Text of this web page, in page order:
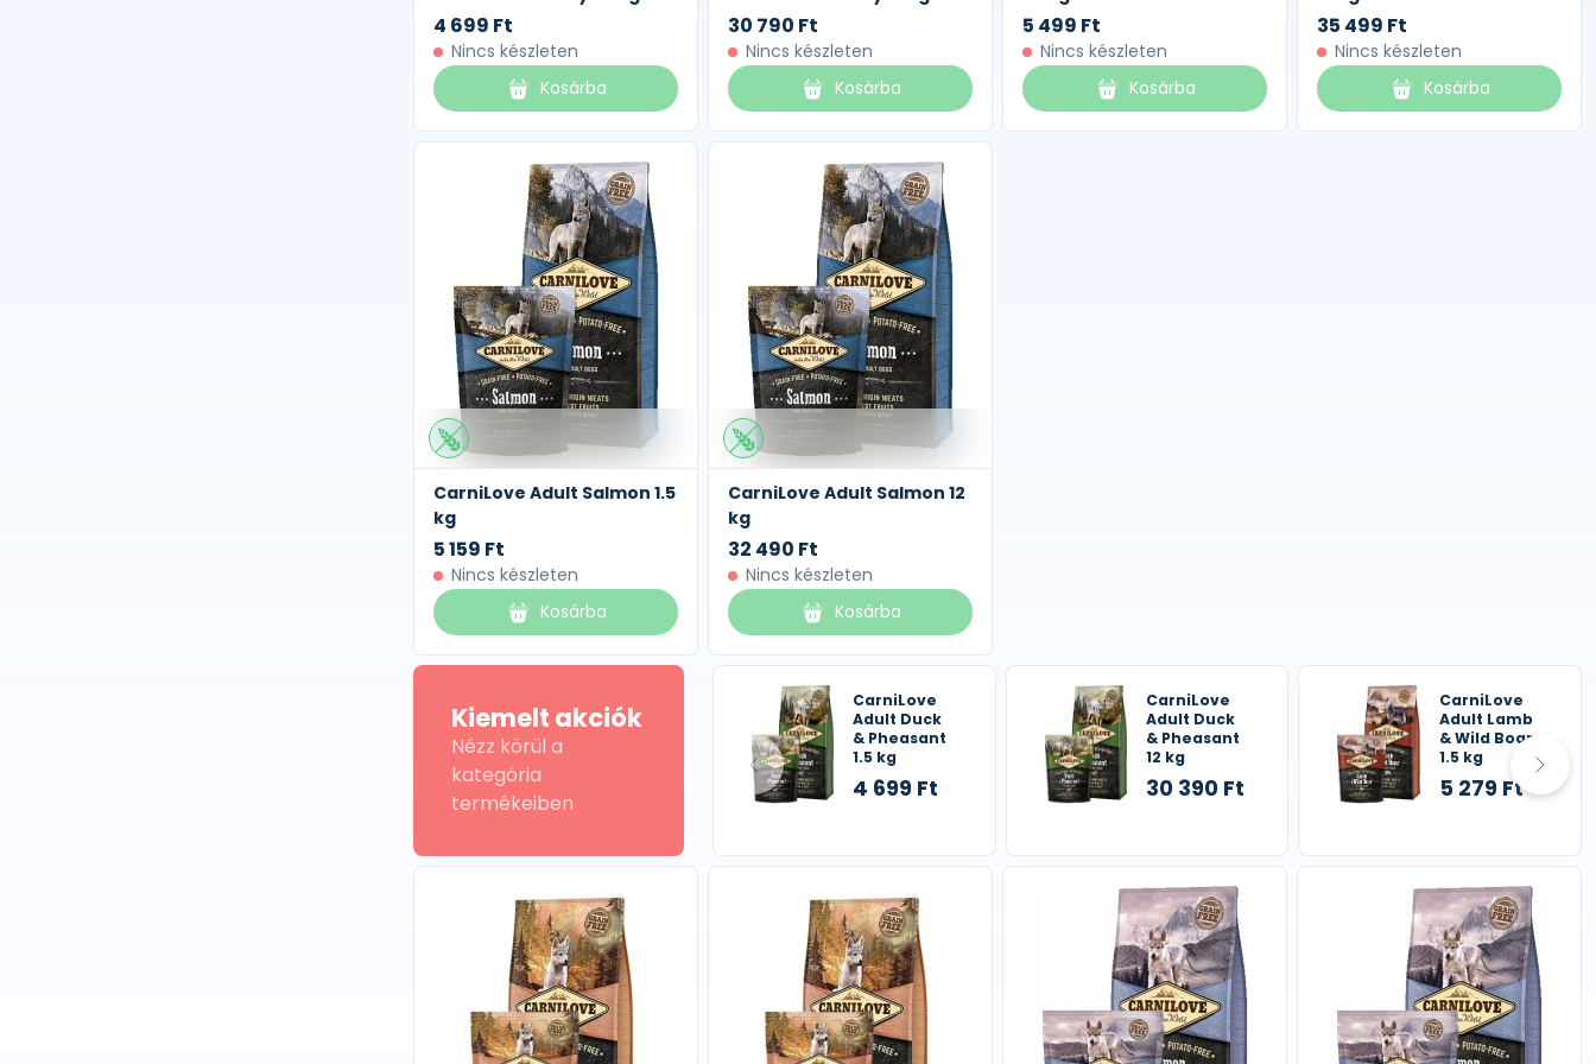
4 699 Ft
Nincs készleten
Kosárba
30 790 Ft
Nincs készleten
Kosárba
5 499 Ft
Nincs készleten
Kosárba
35 499 Ft
Nincs készleten
Kosárba
CarniLove Adult Salmon 1.5
kg
5 159 Ft
Nincs készleten
Kosárba
CarniLove Adult Salmon 12
kg
32 490 Ft
Nincs készleten
Kosárba
Kiemelt akciók
Nézz körül a
kategória
termékeiben
CarniLove
Adult Duck
& Pheasant
1.5 kg
4 699 Ft
CarniLove
Adult Duck
& Pheasant
12 kg
30 390 Ft
CarniLove
Adult Lamb
& Wild Boar
1.5 kg
5 279 Ft